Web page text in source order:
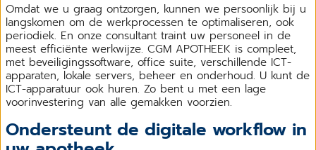
Omdat we u graag ontzorgen, kunnen we persoonlijk bij u
langskomen om de werkprocessen te optimaliseren, ook
periodiek. En onze consultant traint uw personeel in de
meest efficiënte werkwijze. CGM APOTHEEK is compleet,
met beveiligingssoftware, office suite, verschillende ICT-
apparaten, lokale servers, beheer en onderhoud. U kunt de
ICT-apparatuur ook huren. Zo bent u met een lage
voorinvestering van alle gemakken voorzien.
Ondersteunt de digitale workflow in